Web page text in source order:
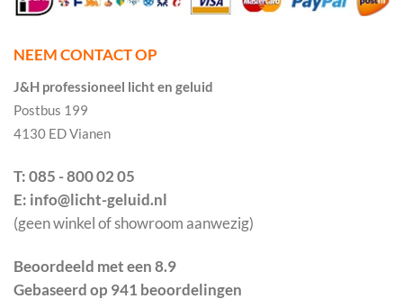
NEEM CONTACT OP
J&H professioneel licht en geluid
Postbus 199
4130 ED Vianen
T: 085 - 800 02 05
E: info@licht-geluid.nl
(geen winkel of showroom aanwezig)
Beoordeeld met een 8.9
Gebaseerd op 941 beoordelingen